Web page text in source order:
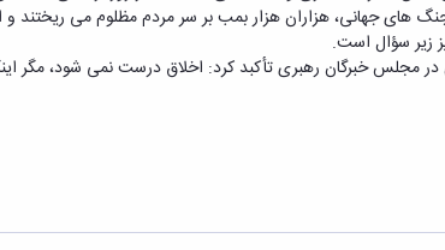
های جهانی، هزاران هزار بمب بر سر مردم مظلوم می ریختند و
زیر سؤال است.
در مجلس خبرگان رهبری تأکبد کرد: اخلاق درست نمی شود، مگر